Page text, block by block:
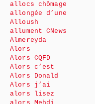
allocs chômage
allongée d’une
Alloush
allument CNews
Almereyda
Alors
Alors CQFD
Alors c’est
Alors Donald
Alors j’ai
alors lisez